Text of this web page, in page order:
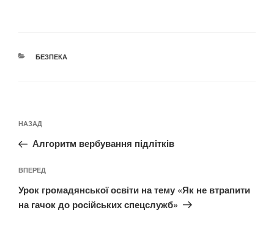
КАТЕГОРІЇ
БЕЗПЕКА
записів
Попередній
запис:
НАЗАД
Алгоритм вербування підлітків
Наступний
запис
ВПЕРЕД
Урок громадянської освіти на тему «Як не втрапити
на гачок до російських спецслужб»